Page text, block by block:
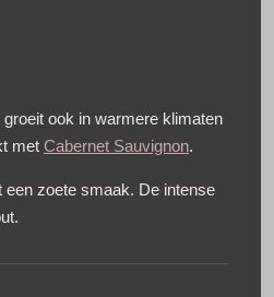
ook in warmere klimaten
met Cabernet Sauvignon.
een zoete smaak. De intense